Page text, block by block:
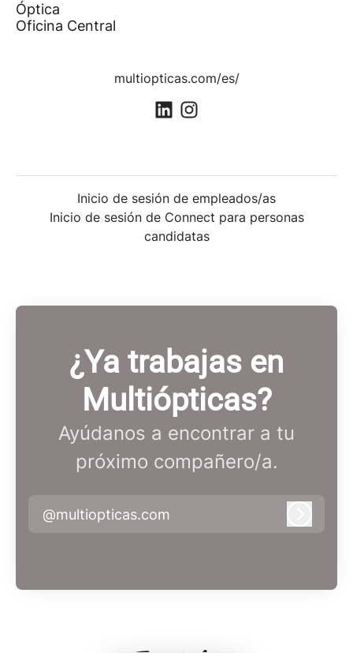
Óptica
Oficina Central
multiopticas.com/es/
Inicio de sesión de empleados/as
Inicio de sesión de Connect para personas
candidatas
¿Ya trabajas en
Multiópticas?
Ayúdanos a encontrar a tu
próximo compañero/a.
@multiopticas.com